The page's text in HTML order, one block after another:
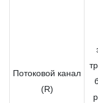
Потоковой канал
(R)